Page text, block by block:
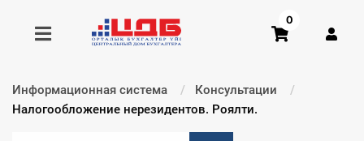
Получить консультацию
0
Информационная система
Консультации
Текущий:
Налогообложение нерезидентов. Роялти.